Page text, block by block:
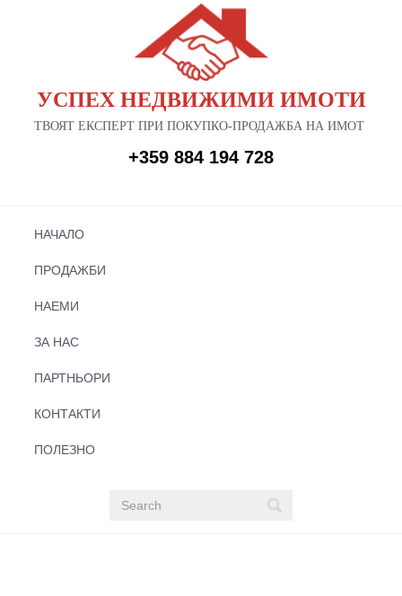
УСПЕХ НЕДВИЖИМИ ИМОТИ
ТВОЯТ ЕКСПЕРТ ПРИ ПОКУПКО-ПРОДАЖБА НА ИМОТ
+359 884 194 728
НАЧАЛО
ПРОДАЖБИ
НАЕМИ
ЗА НАС
ПАРТНЬОРИ
КОНТАКТИ
ПОЛЕЗНО